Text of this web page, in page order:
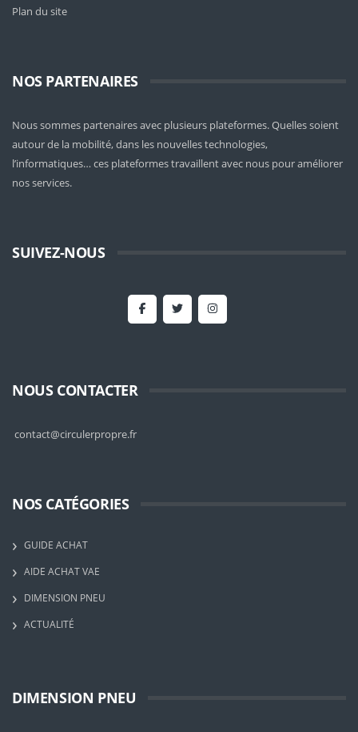
Plan du site
NOS PARTENAIRES
Nous sommes partenaires avec plusieurs plateformes. Quelles soient
autour de la mobilité, dans les nouvelles technologies,
l’informatiques… ces plateformes travaillent avec nous pour améliorer
nos services.
SUIVEZ-NOUS
NOUS CONTACTER
contact@circulerpropre.fr
NOS CATÉGORIES
GUIDE ACHAT
AIDE ACHAT VAE
DIMENSION PNEU
ACTUALITÉ
DIMENSION PNEU